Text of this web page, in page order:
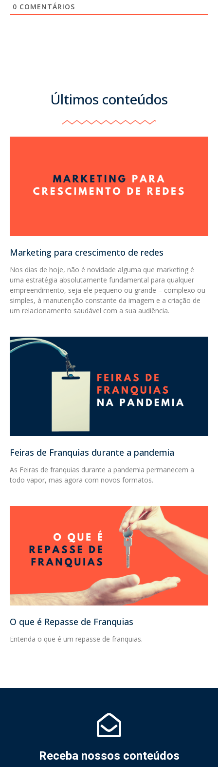
0 COMENTÁRIOS
Últimos conteúdos
Marketing para crescimento de redes
Nos dias de hoje, não é novidade alguma que marketing é
uma estratégia absolutamente fundamental para qualquer
empreendimento, seja ele pequeno ou grande – complexo ou
simples, à manutenção constante da imagem e a criação de
um relacionamento saudável com a sua audiência.
Feiras de Franquias durante a pandemia
As Feiras de franquias durante a pandemia permanecem a
todo vapor, mas agora com novos formatos.
O que é Repasse de Franquias
Entenda o que é um repasse de franquias.
Receba nossos conteúdos